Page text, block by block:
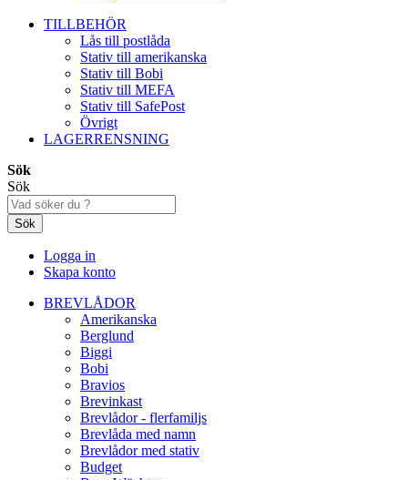
TILLBEHÖR
Lås till postlåda
Stativ till amerikanska
Stativ till Bobi
Stativ till MEFA
Stativ till SafePost
Övrigt
LAGERRENSNING
Sök
Sök
Sök
Logga in
Skapa konto
BREVLÅDOR
Amerikanska
Berglund
Biggi
Bobi
Bravios
Brevinkast
Brevlådor - flerfamiljs
Brevlåda med namn
Brevlådor med stativ
Budget